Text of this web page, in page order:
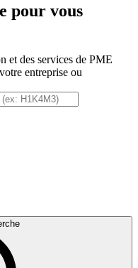
pour vous
et des services de PME
entreprise ou